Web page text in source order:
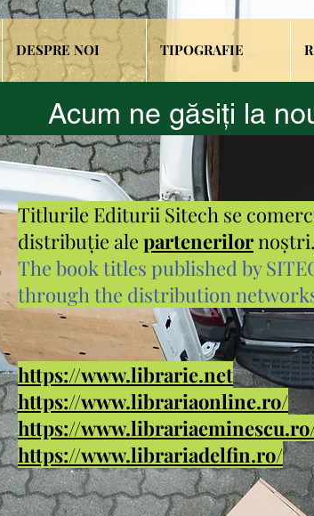
DESPRE NOI TIPOGRAFIE
Acum ne găsiți la
Titlurile Editurii Sitech se
distribuție ale partenerilornoștri.
The book titles published by
through the distribution
https://www.librarie.net
https://www.librariaonline.ro/
https://
https://www.librariadelfin.ro/